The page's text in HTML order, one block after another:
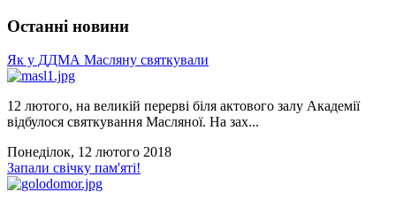
Останні новини
Як у ДДМА Масляну святкували
12 лютого, на великій перерві біля актового залу Академії
відбулося святкування Масляної. На зах...
Понеділок, 12 лютого 2018
Запали свічку пам'яті!